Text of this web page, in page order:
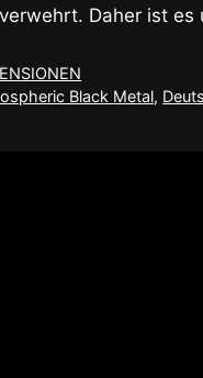
Daher ist es
Black Metal,